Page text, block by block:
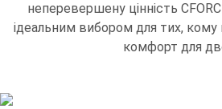
неперевершену цінність
ідеальним вибором для тих, кому
комфорт для